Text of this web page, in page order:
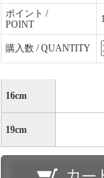
ポイント /
POINT
購入数 / QUANTITY
16cm
19cm